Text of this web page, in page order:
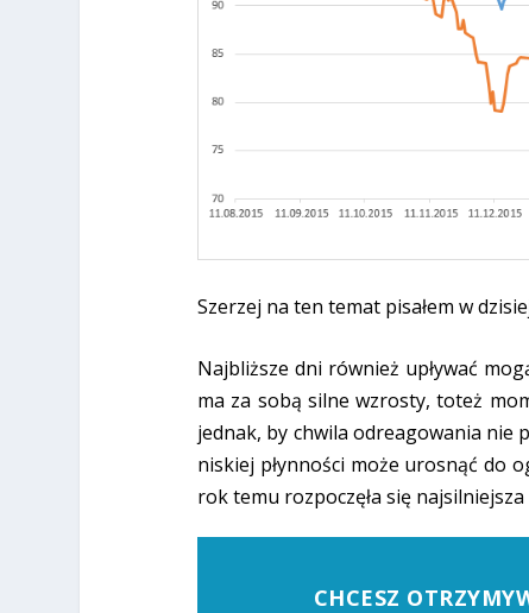
Szerzej na ten temat pisałem w
Najbliższe dni również upływać
ma za sobą silne wzrosty, toteż
jednak, by chwila odreagowania nie
niskiej płynności może urosnąć do
rok temu rozpoczęła się
CHCESZ